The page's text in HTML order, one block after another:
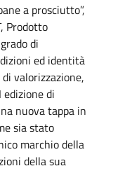
a prosciutto”,
Prodotto
di
ed identità
valorizzazione,
edizione di
nuova tappa in
sia stato
marchio della
della sua